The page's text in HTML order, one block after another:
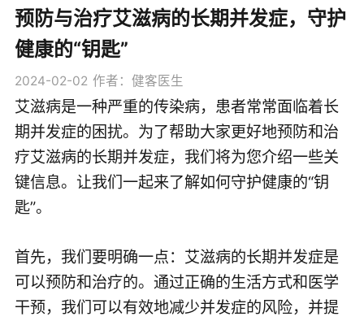
预防与治疗艾滋病的长期并发症，守护
健康的“钥匙”
2024-02-02 作者：健客医生
艾滋病是一种严重的传染病，患者常常面临着长
期并发症的困扰。为了帮助大家更好地预防和治
疗艾滋病的长期并发症，我们将为您介绍一些关
键信息。让我们一起来了解如何守护健康的“钥
匙”。
首先，我们要明确一点：艾滋病的长期并发症是
可以预防和治疗的。通过正确的生活方式和医学
干预，我们可以有效地减少并发症的风险，并提